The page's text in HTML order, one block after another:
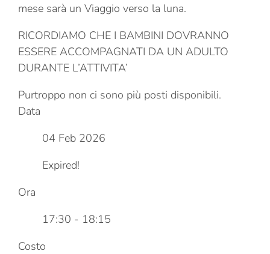
mese sarà un Viaggio verso la luna.
RICORDIAMO CHE I BAMBINI DOVRANNO
ESSERE ACCOMPAGNATI DA UN ADULTO
DURANTE L’ATTIVITA’
Purtroppo non ci sono più posti disponibili.
Data
04 Feb 2026
Expired!
Ora
17:30 - 18:15
Costo